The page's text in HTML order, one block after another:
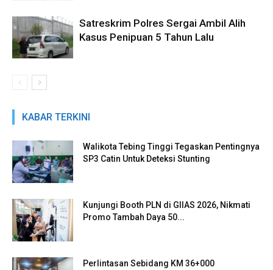
Satreskrim Polres Sergai Ambil Alih
Kasus Penipuan 5 Tahun Lalu
KABAR TERKINI
Walikota Tebing Tinggi Tegaskan Pentingnya
SP3 Catin Untuk Deteksi Stunting
Kunjungi Booth PLN di GIIAS 2026, Nikmati
Promo Tambah Daya 50...
Perlintasan Sebidang KM 36+000